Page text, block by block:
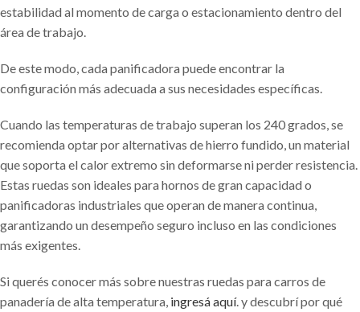
estabilidad al momento de carga o estacionamiento dentro del
área de trabajo.
De este modo, cada panificadora puede encontrar la
configuración más adecuada a sus necesidades específicas.
Cuando las temperaturas de trabajo superan los 240 grados, se
recomienda optar por alternativas de hierro fundido, un material
que soporta el calor extremo sin deformarse ni perder resistencia.
Estas ruedas son ideales para hornos de gran capacidad o
panificadoras industriales que operan de manera continua,
garantizando un desempeño seguro incluso en las condiciones
más exigentes.
Si querés conocer más sobre nuestras ruedas para carros de
panadería de alta temperatura, ingresá aquí. y descubrí por qué